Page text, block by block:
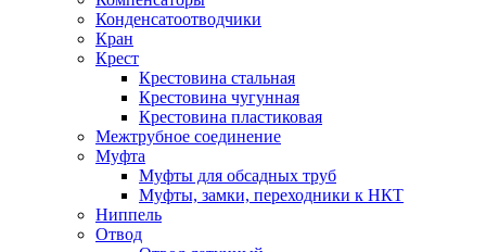
Конденсатоотводчики
Кран
Крест
Крестовина стальная
Крестовина чугунная
Крестовина пластиковая
Межтрубное соединение
Муфта
Муфты для обсадных труб
Муфты, замки, переходники к НКТ
Ниппель
Отвод